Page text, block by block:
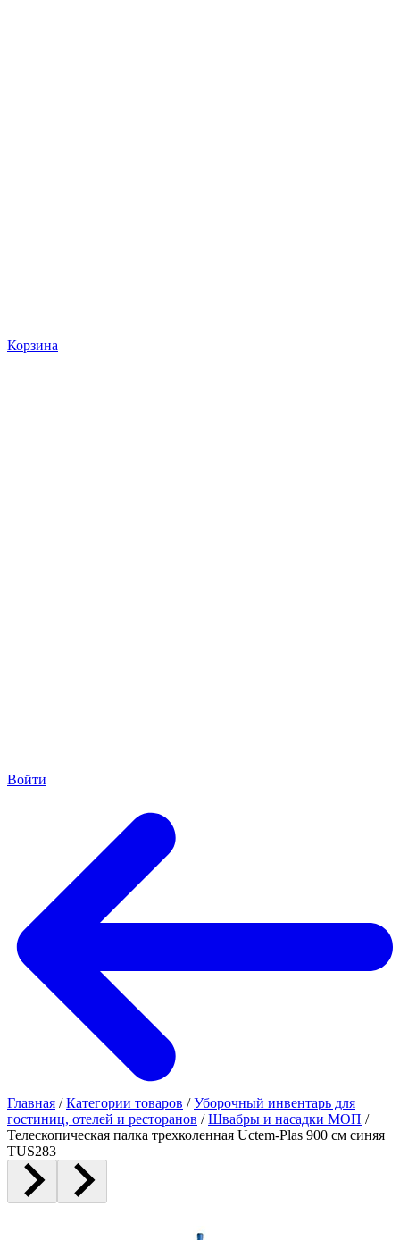
Корзина
Войти
Главная / Категории товаров / Уборочный инвентарь для
гостиниц, отелей и ресторанов / Швабры и насадки МОП /
Телескопическая палка трехколенная Uctem-Plas 900 см синяя
TUS283